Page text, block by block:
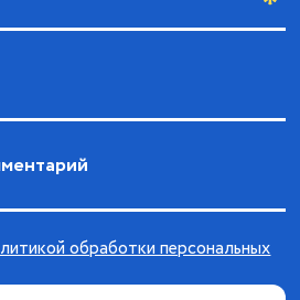
обработки персональных